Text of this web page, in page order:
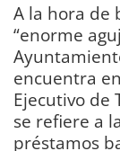
A la hora de
“enorme
encuentra
Ejecutivo de
se refiere a
préstamos